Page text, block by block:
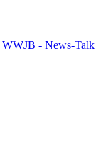
WWJB - News-Talk